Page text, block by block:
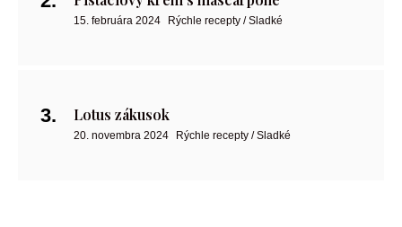
15. februára 2024 Rýchle recepty / Sladké
Lotus zákusok
20. novembra 2024 Rýchle recepty / Sladké